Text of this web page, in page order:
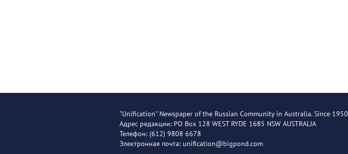
"Unification" Newspaper of the Russian Community in Australia. Since 1950
Адрес редакции: PO Box 128 WEST RYDE 1685 NSW AUSTRALIA
Телефон: (612) 9808 6678
Электронная почта: unification@bigpond.com